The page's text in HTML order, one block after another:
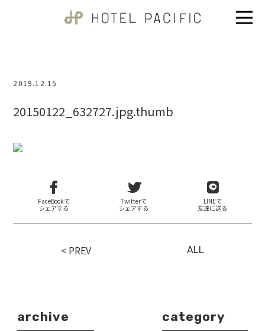
2019.12.15
20150122_632727.jpg.thumb
FaceBookで
シェアする
Twitterで
シェアする
LINEで
友達に送る
< PREV ALL
archive category